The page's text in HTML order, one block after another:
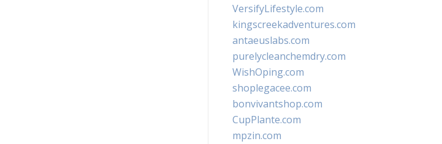
VersifyLifestyle.com
kingscreekadventures.com
antaeuslabs.com
purelycleanchemdry.com
WishOping.com
shoplegacee.com
bonvivantshop.com
CupPlante.com
mpzin.com